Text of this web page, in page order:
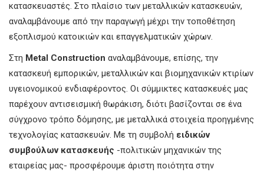
κατασκευαστές. Στο πλαίσιο των μεταλλικών κατασκευών,
αναλαμβάνουμε από την παραγωγή μέχρι την τοποθέτηση
εξοπλισμού κατοικιών και επαγγελματικών χώρων.
Στη Metal Construction αναλαμβάνουμε, επίσης, την
κατασκευή εμπορικών, μεταλλικών και βιομηχανικών κτιρίων
υγειονομικού ενδιαφέροντος. Οι σύμμικτες κατασκευές μας
παρέχουν αντισεισμική θωράκιση, διότι βασίζονται σε ένα
σύγχρονο τρόπο δόμησης, με μεταλλικά στοιχεία προηγμένης
τεχνολογίας κατασκευών. Με τη συμβολή ειδικών
συμβούλων κατασκευής -πολιτικών μηχανικών της
εταιρείας μας- προσφέρουμε άριστη ποιότητα στην